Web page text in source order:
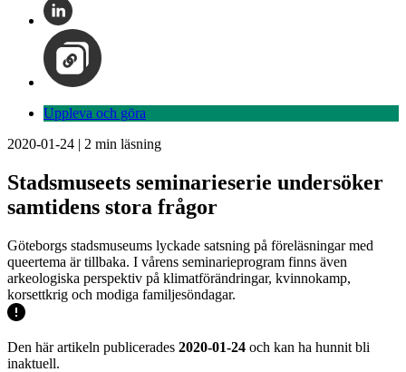
Uppleva och göra
2020-01-24 | 2 min läsning
Stadsmuseets seminarieserie undersöker
samtidens stora frågor
Göteborgs stadsmuseums lyckade satsning på föreläsningar med
queertema är tillbaka. I vårens seminarieprogram finns även
arkeologiska perspektiv på klimatförändringar, kvinnokamp,
korsettkrig och modiga familjesöndagar.
Den här artikeln publicerades 2020-01-24 och kan ha hunnit bli
inaktuell.